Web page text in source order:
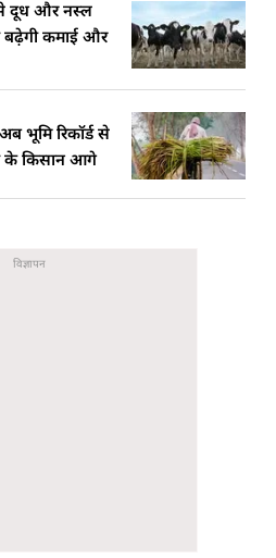
से दूध और नस्ल
बढ़ेगी कमाई और
भूमि रिकॉर्ड से
के किसान आगे